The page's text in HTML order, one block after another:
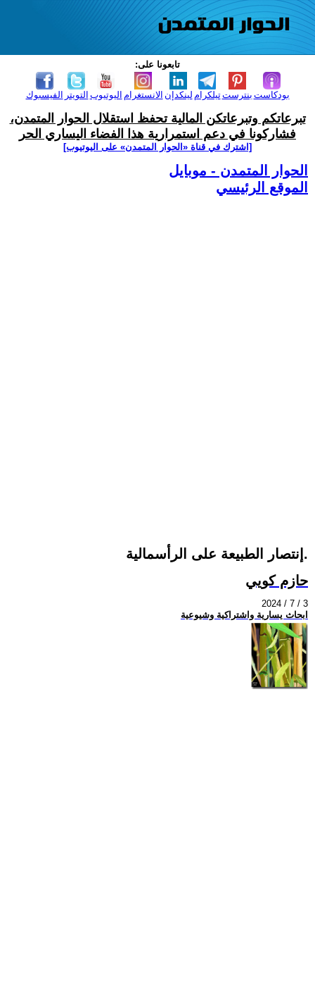
تابعونا على:
الفيسبوك التويتر اليوتيوب الانستغرام لينكدإن تيلكرامبنترست بودكاست
تبرعاتكم وتبرعاتكن المالية تحفظ استقلال الحوار المتمدن،
فشاركونا في دعم استمرارية هذا الفضاء اليساري الحر
[اشترك في قناة ‫«الحوار المتمدن» على اليوتيوب]
الحوار المتمدن - موبايل
الموقع الرئيسي
إنتصار الطبيعة على الرأسمالية.
حازم كويي
2024 / 7 / 3
ابحاث يسارية واشتراكية وشيوعية